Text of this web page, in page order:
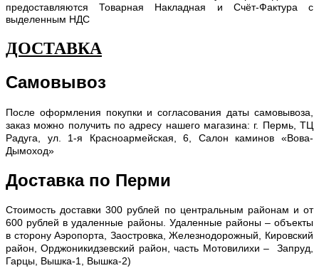
предоставляются Товарная Накладная и Счёт-Фактура с
выделенным НДС
ДОСТАВКА
Самовывоз
После оформления покупки и согласования даты самовывоза,
заказ можно получить по адресу нашего магазина: г. Пермь, ТЦ
Радуга, ул. 1-я Красноармейская, 6, Салон каминов «Вова-
Дымоход»
Доставка по Перми
Стоимость доставки 300 рублей по центральным районам и от
600 рублей в удаленные районы. Удаленные районы – объекты
в сторону Аэропорта, Заостровка, Железнодорожный, Кировский
район, Орджоникидзевский район, часть Мотовилихи – Запруд,
Гарцы, Вышка-1, Вышка-2)